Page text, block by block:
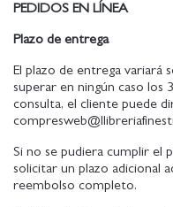
PEDIDOS EN LÍNEA
Plazo de entrega
El plazo de entrega variará
superar en ningún caso los
consulta, el cliente puede
Si no se pudiera cumplir el
solicitar un plazo adicional
reembolso completo.